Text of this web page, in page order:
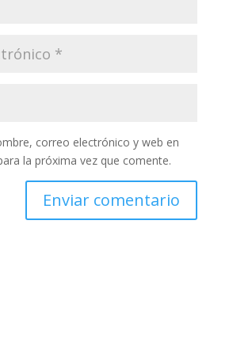
correo electrónico y web en
la próxima vez que comente.